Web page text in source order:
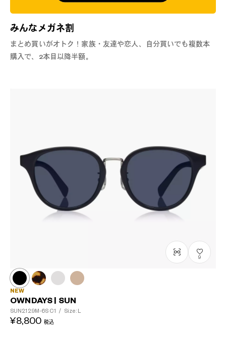
みんなメガネ割
まとめ買いがオトク！家族・友達や恋人、自分買いでも複数本
購入で、2本目以降半額。
9
NEW
OWNDAYS | SUN
SUN2129M-6S C1 / Size: L
¥8,800 税込